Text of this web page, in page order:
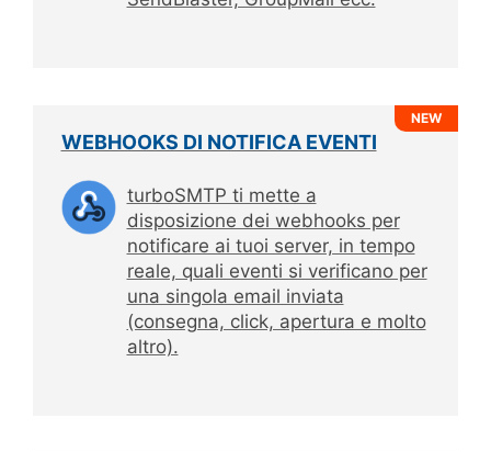
WEBHOOKS DI NOTIFICA EVENTI
NEW
turboSMTP ti mette a
disposizione dei webhooks per
notificare ai tuoi server, in tempo
reale, quali eventi si verificano per
una singola email inviata
(consegna, click, apertura e molto
altro).